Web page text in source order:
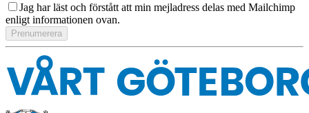
Jag har läst och förstått att min mejladress delas med Mailchimp
enligt informationen ovan.